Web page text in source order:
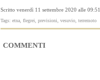
Scritto venerdì 11 settembre 2020 alle 09:51
Tags: etna, flegrei, previsioni, vesuvio, terremoto
COMMENTI